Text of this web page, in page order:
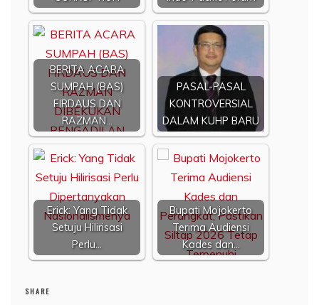
BERITA ACARA
SUMPAH (BAS)
FIRDAUS DAN
RAZMAN…
PASAL-PASAL
KONTROVERSIAL
DALAM KUHP BARU
Erick: Yang Tidak
Setuju Hilirisasi
Perlu…
Bupati Mojokerto
Terima Audiensi
Kades dan…
SHARE